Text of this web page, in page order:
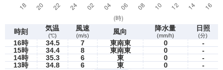
時刻 気温
(℃)
風速
(m/s) 風向 降水量
(mm/h)
日照
(分)
16時 34.5 7 東南東 0
-
15時
34.4 8 東南東 0
-
14時
35.3 6 東 0
-
13時
34.8 6 東 0 -